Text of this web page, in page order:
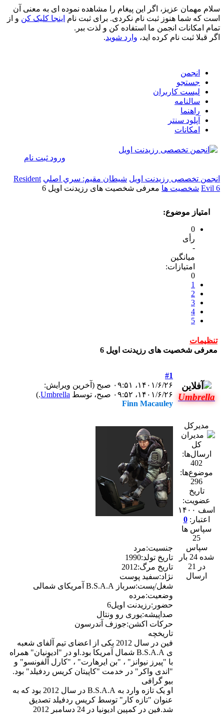
سلام مهمان عزیز، اگر این پیغام را مشاهده نموده ای به معنی آن
است که شما هنوز ثبت نام نکردی. برای ثبت نام اینجا کلیک کن و از
تمام امکانات انجمن ما استفاده کن و لذت ببر.
اگر قبلا ثبت نام کرده اید، وارد شوید.
انجمن
جستجو
لیست کاربران
سالنامه
راهنما
آپلود سنتر
امکانات
ورود ثبت نام
انجمن تخصصی رزیدنت اویل شيطان مقيم: سري اصلي Resident
Evil 6 شخصيت ها معرفی شخصیت های رزیدنت اویل 6
امتیاز موضوع:
0
رأی
-
میانگین
امتیازات:
0
1
2
3
4
5
تنظیمات
معرفی شخصیت های رزیدنت اویل 6
Umbrella
مدیرکل
ارسال‌ها:
402
موضوع‌ها:
296
تاریخ
عضویت:
اسف ۱۴۰۰
اعتبار:0
سپاس ها
25
سپاس
شده 24 بار
در 21
ارسال
#1
۱۴۰۱/۶/۲۶، ۰۹:۵۱ صبح
(آخرین ویرایش:
۱۴۰۱/۶/۲۶، ۰۹:۵۲ صبح، توسط
Umbrella
.)
Finn Macauley
جنسیت:مرد
تاریخ تولد:1990
تاریخ مرگ:2012
نژاد:سفید پوست
شغل/پست:سرباز B.S.A.A آمریکای شمالی
وضعیت:مرده
حضور:رزیدنت اویل6
صداپیشه:یوری رو ونتال
حرکات اکشن:جوزف آندرسون
تاریخچه
فین در سال 2012 یکی از اعضای تیم آلفای شعبه
ی B.S.A.A شمال آمریکا بود.او در "ادیونیان" همراه
با "پیرز نیوانز" ، "بن ایرهارت" ، "کارل آلفونسو" و
"اندی واکر" در خدمت "کاپیتان کریس ردفیلد" بود.
بیو گرافی
او یک تازه وارد به B.S.A.A در سال 2012 بود که به
عنوان "تازه کار" توسط کریس ردفیلد تصدیق
شد.فین در کمپین ادیونیا در 24 دسامبر 2012